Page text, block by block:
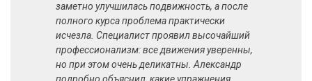
заметно улучшилась подвижность, а после
полного курса проблема практически
исчезла. Специалист проявил высочайший
профессионализм: все движения уверенны,
но при этом очень деликатны. Александр